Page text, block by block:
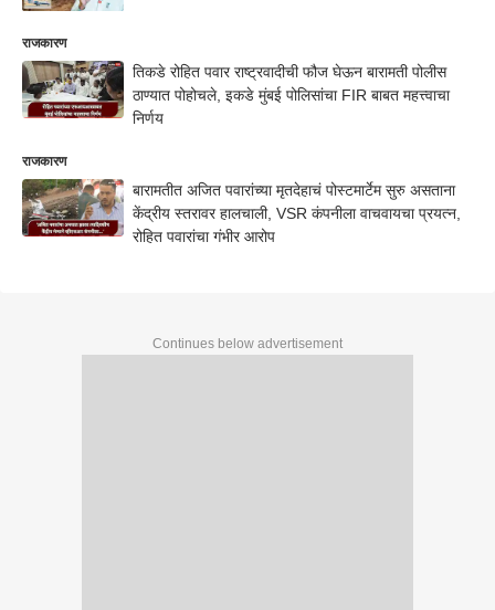
राजकारण
तिकडे रोहित पवार राष्ट्रवादीची फौज घेऊन बारामती पोलीस
ठाण्यात पोहोचले, इकडे मुंबई पोलिसांचा FIR बाबत महत्त्वाचा
निर्णय
राजकारण
बारामतीत अजित पवारांच्या मृतदेहाचं पोस्टमार्टेम सुरु असताना
केंद्रीय स्तरावर हालचाली, VSR कंपनीला वाचवायचा प्रयत्न,
रोहित पवारांचा गंभीर आरोप
Continues below advertisement